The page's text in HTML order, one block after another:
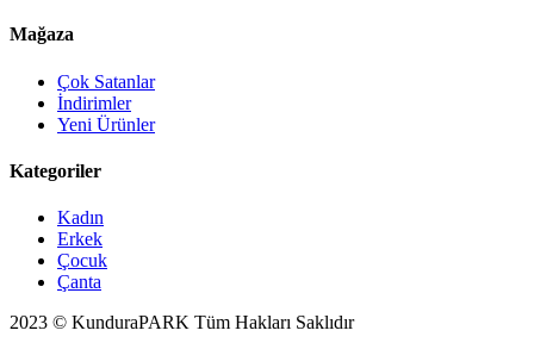
Mağaza
Çok Satanlar
İndirimler
Yeni Ürünler
Kategoriler
Kadın
Erkek
Çocuk
Çanta
2023 © KunduraPARK Tüm Hakları Saklıdır